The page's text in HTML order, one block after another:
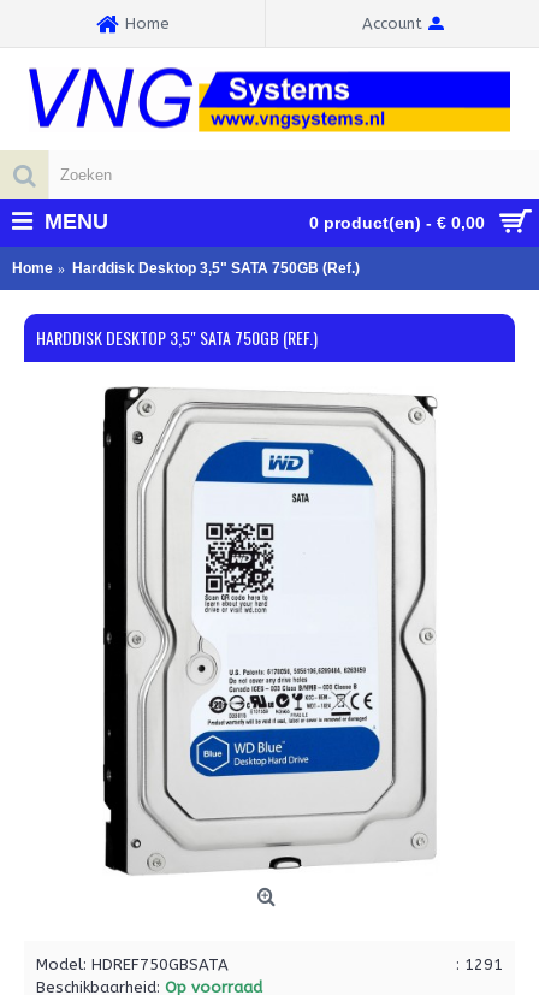
Home Account
0 product(en) - € 0,00
MENU
Home Harddisk Desktop 3,5" SATA 750GB (Ref.)
HARDDISK DESKTOP 3,5" SATA 750GB (REF.)
: 1291
Model: HDREF750GBSATA
Beschikbaarheid: Op voorraad